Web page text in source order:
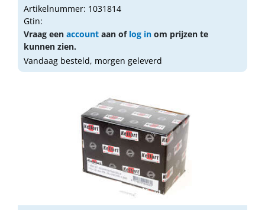
Artikelnummer: 1031814
Gtin:
Vraag een account aan of log in om prijzen te
kunnen zien.
Vandaag besteld, morgen geleverd